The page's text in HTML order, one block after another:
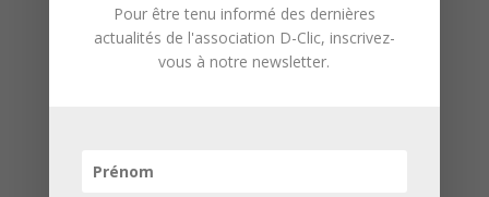
l’enseignement supérieur »
Pour être tenu informé des dernières
actualités de l'association D-Clic, inscrivez-
vous à notre newsletter.